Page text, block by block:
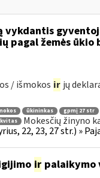
vykdantis
pagal žemės ūkio
/ išmokos ir jų
ūkininkas gpmį 27 str
Mokesčių žinyno
22, 23, 27 str.) »
irpalaikymo